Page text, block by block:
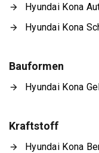
Hyundai Kona
Hyundai Kona
Bauformen
Hyundai Kona
Kraftstoff
Hyundai Kona